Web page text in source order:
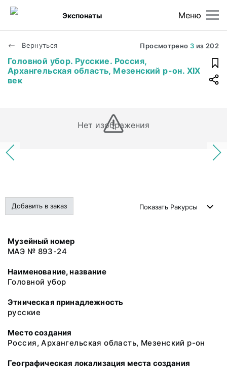
Меню
Экспонаты
Вернуться Просмотрено 3 из 202
Головной убор. Русские. Россия,
Архангельская область, Мезенский р-он. XIX
век
Нет изображения
Добавить в заказ Показать Ракурсы
Музейный номер
МАЭ № 893-24
Наименование, название
Головной убор
Этническая принадлежность
русские
Место создания
Россия, Архангельская область, Мезенский р-он
Географическая локализация места создания